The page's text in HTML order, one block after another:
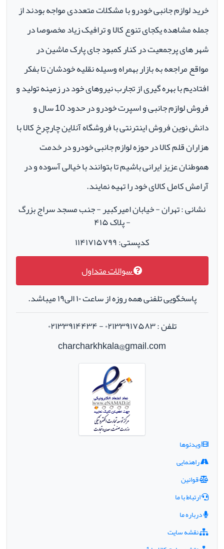
خرید لوازم جانبی خودرو با مشکلات متعددی مواجه بودند از
جمله مشاهده یکجای تنوع کالا و ترافیک زیاد مخصوصا در
شهر های پرجمعیت در کنار کمبود جای پارک ماشین در
مواقع مراجعه به بازار بهمراه وسیله نقلیه خودشان تا بفکر
افتادیم با بهره گیری از تجارب نیروهای خود در زمینه تولید و
فروش لوازم جانبی و اسپرت خودرو در حدود 10 سال و
دانش نوین فروش اینترنتی با فروشگاه آنلاین چارچرخ کالا با
هزاران قلم کالا در حوزه لوازم جانبی خودرو در خدمت
هموطنان عزیز ایرانی باشیم تا بتوانند با خیالی آسوده و در
آرامش کامل کالای خود را تهیه نمایند.
نشانی : تهران - خیابان امیرکبیر - جنب مسجد سراج بزرگ
- پلاک ۴۱۵
کدپستی: ۱۱۴۱۷۱۵۷۹۹
سوالات متداول
پاسخگویی تلفنی همه روزه از ساعت ۱۰ الی۱۹ میباشد.
تلفن : ۰۲۱۳۳۹۱۷۵۸۳ - ۰۲۱۳۳۹۱۴۴۳۴
charcharkhkala@gmail.com
ویدئوها
راهنمایی
قوانین
ارتباط با ما
درباره ما
نقشه سایت